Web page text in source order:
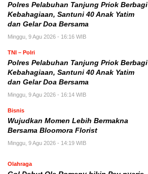
Polres Pelabuhan Tanjung Priok Berbagi
Kebahagiaan, Santuni 40 Anak Yatim
dan Gelar Doa Bersama
Minggu, 9 Agu 2026 - 16:16 WIB
TNI – Polri
Polres Pelabuhan Tanjung Priok Berbagi
Kebahagiaan, Santuni 40 Anak Yatim
dan Gelar Doa Bersama
Minggu, 9 Agu 2026 - 16:14 WIB
Bisnis
Wujudkan Momen Lebih Bermakna
Bersama Bloomora Florist
Minggu, 9 Agu 2026 - 14:19 WIB
Olahraga